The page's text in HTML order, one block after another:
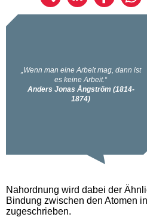
Nahordnung wird dabei der
Bindung zwischen den Atomen
zugeschrieben.